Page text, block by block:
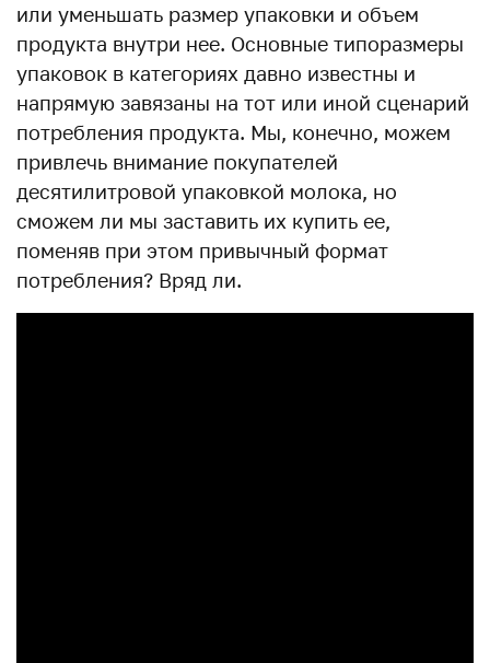
или уменьшать размер упаковки и объем
продукта внутри нее. Основные типоразмеры
упаковок в категориях давно известны и
напрямую завязаны на тот или иной сценарий
потребления продукта. Мы, конечно, можем
привлечь внимание покупателей
десятилитровой упаковкой молока, но
сможем ли мы заставить их купить ее,
поменяв при этом привычный формат
потребления? Вряд ли.